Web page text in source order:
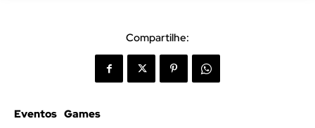
Compartilhe:
Eventos Games